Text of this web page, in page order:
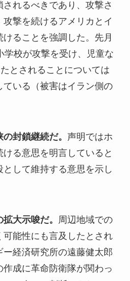
れるべきであり、攻撃さ
撃を続けるアメリカとイ
ることを強調した。先月
学校が攻撃を受け、児童な
とされることについては
ている（被害はイラン側の
封鎖継続だ。 声明ではホ
る意思を明言していると
して維持する意思を示し
大示唆だ。
周辺地域での
可能性にも言及したとされ
経済研究所の遠藤健太郎
成に革命防衛隊が関わっ